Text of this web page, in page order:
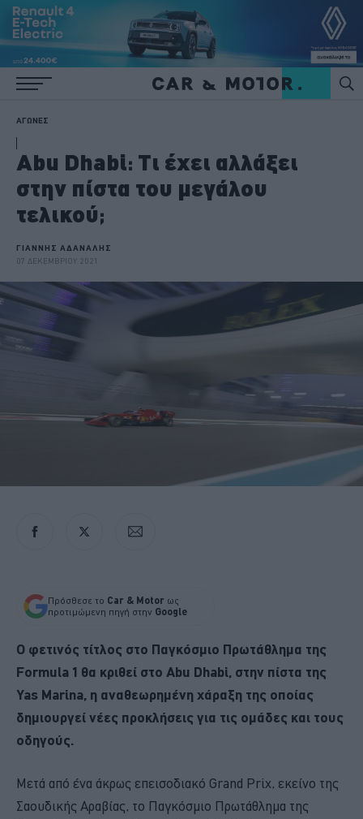
ΑΓΩΝΕΣ
Abu Dhabi: Τι έχει αλλάξει
στην πίστα του μεγάλου
τελικού;
ΓΙΑΝΝΗΣ ΑΔΑΝΑΛΗΣ
07 ΔΕΚΕΜΒΡΙΟΥ 2021
Πρόσθεσε το Car & Motor ως
προτιμώμενη πηγή στην Google
Ο φετινός τίτλος στο Παγκόσμιο Πρωτάθλημα της
Formula 1 θα κριθεί στο Abu Dhabi, στην πίστα της
Yas Marina, η αναθεωρημένη χάραξη της οποίας
δημιουργεί νέες προκλήσεις για τις ομάδες και τους
οδηγούς.
Μετά από ένα άκρως επεισοδιακό Grand Prix, εκείνο της
Σαουδικής Αραβίας, το Παγκόσμιο Πρωτάθλημα της